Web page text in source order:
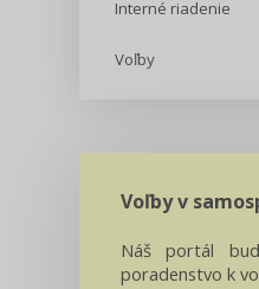
Interné riadenie
Voľby
Voľby v
Náš portál
poradenstvo k